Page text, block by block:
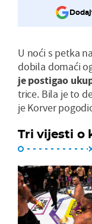
U noći s petka
dobila domaći
je postigao
trice. Bila je to
je Korver
Tri vijesti o